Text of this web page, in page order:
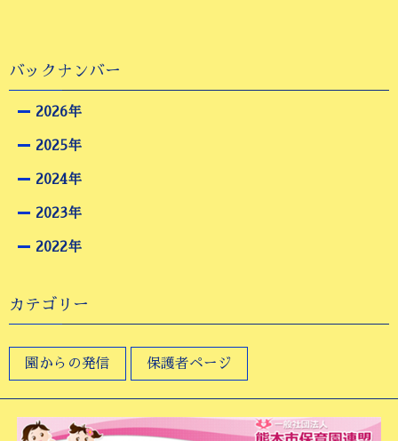
バックナンバー
2026年
2025年
2024年
2023年
2022年
カテゴリー
園からの発信 保護者ページ